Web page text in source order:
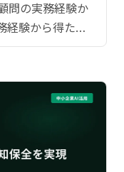
問の実務経験か
経験から得た導
特。導入ステッ